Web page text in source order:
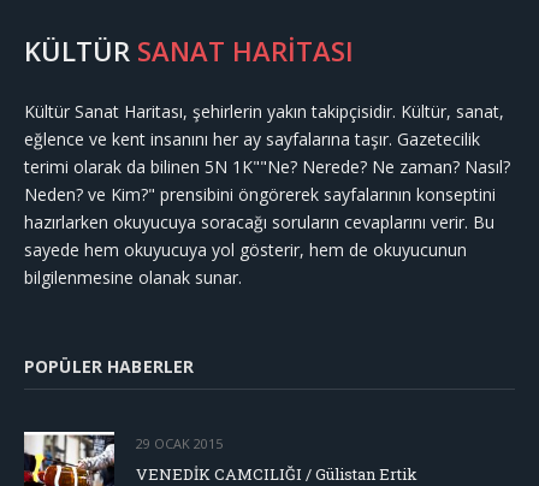
KÜLTÜR SANAT HARİTASI
Kültür Sanat Haritası, şehirlerin yakın takipçisidir. Kültür, sanat,
eğlence ve kent insanını her ay sayfalarına taşır. Gazetecilik
terimi olarak da bilinen 5N 1K""Ne? Nerede? Ne zaman? Nasıl?
Neden? ve Kim?" prensibini öngörerek sayfalarının konseptini
hazırlarken okuyucuya soracağı soruların cevaplarını verir. Bu
sayede hem okuyucuya yol gösterir, hem de okuyucunun
bilgilenmesine olanak sunar.
POPÜLER HABERLER
29 OCAK 2015
VENEDİK CAMCILIĞI / Gülistan Ertik